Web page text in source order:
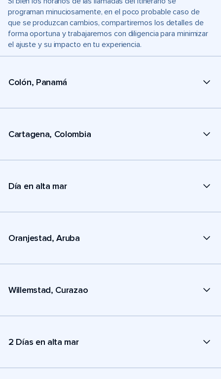
programan minuciosamente, en el poco probable caso de
que se produzcan cambios, compartiremos los detalles de
forma oportuna y trabajaremos con diligencia para minimizar
el ajuste y su impacto en tu experiencia.
Colón, Panamá
Cartagena, Colombia
Día en alta mar
Oranjestad, Aruba
Willemstad, Curazao
2 Días en alta mar